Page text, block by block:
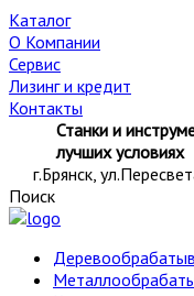
Каталог
О Компании
Сервис
Лизинг и кредит
Контакты
Станки и
лучших условиях
г.Брянск,
Поиск